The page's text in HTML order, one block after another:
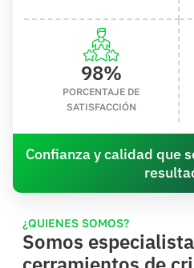
98%
PORCENTAJE DE
SATISFACCIÓN
Confianza y calidad que
¿QUIENES SOMOS?
Somos